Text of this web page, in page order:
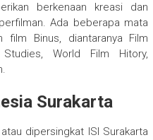
berkenaan kreasi dan
Ada beberapa mata
film Binus, diantaranya Film
World Film Hitory,
Surakarta
dipersingkat ISI Surakarta